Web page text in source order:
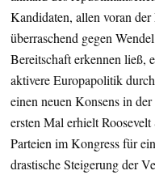
Kandidaten, allen voran
überraschend gegen
Bereitschaft erkennen ließ,
aktivere Europapolitik
einen neuen Konsens in
ersten Mal erhielt
Parteien im Kongress für
drastische Steigerung der